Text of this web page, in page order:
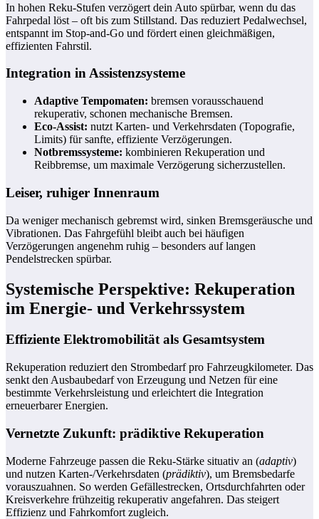
In hohen Reku-Stufen verzögert dein Auto spürbar, wenn du das
Fahrpedal löst – oft bis zum Stillstand. Das reduziert Pedalwechsel,
entspannt im Stop-and-Go und fördert einen gleichmäßigen,
effizienten Fahrstil.
Integration in Assistenzsysteme
Adaptive Tempomaten: bremsen vorausschauend
rekuperativ, schonen mechanische Bremsen.
Eco-Assist: nutzt Karten- und Verkehrsdaten (Topografie,
Limits) für sanfte, effiziente Verzögerungen.
Notbremssysteme: kombinieren Rekuperation und
Reibbremse, um maximale Verzögerung sicherzustellen.
Leiser, ruhiger Innenraum
Da weniger mechanisch gebremst wird, sinken Bremsgeräusche und
Vibrationen. Das Fahrgefühl bleibt auch bei häufigen
Verzögerungen angenehm ruhig – besonders auf langen
Pendelstrecken spürbar.
Systemische Perspektive: Rekuperation
im Energie- und Verkehrssystem
Effiziente Elektromobilität als Gesamtsystem
Rekuperation reduziert den Strombedarf pro Fahrzeugkilometer. Das
senkt den Ausbaubedarf von Erzeugung und Netzen für eine
bestimmte Verkehrsleistung und erleichtert die Integration
erneuerbarer Energien.
Vernetzte Zukunft: prädiktive Rekuperation
Moderne Fahrzeuge passen die Reku-Stärke situativ an (adaptiv)
und nutzen Karten-/Verkehrsdaten (prädiktiv), um Bremsbedarfe
vorauszuahnen. So werden Gefällestrecken, Ortsdurchfahrten oder
Kreisverkehre frühzeitig rekuperativ angefahren. Das steigert
Effizienz und Fahrkomfort zugleich.